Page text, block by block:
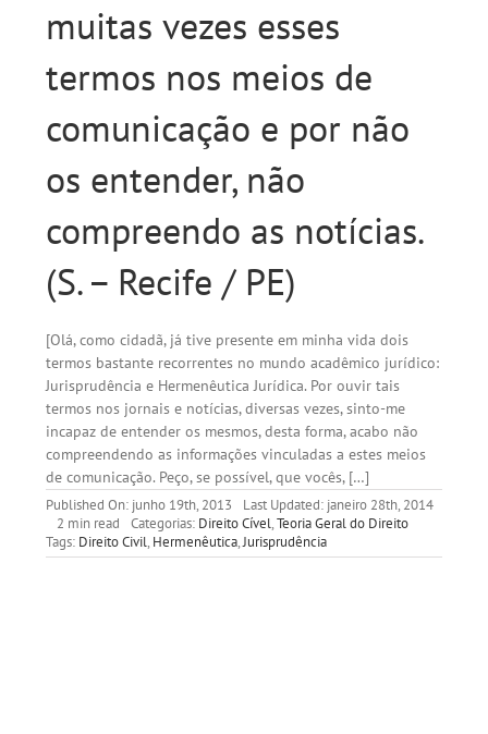
muitas vezes esses
termos nos meios de
comunicação e por não
os entender, não
compreendo as notícias.
(S. – Recife / PE)
[Olá, como cidadã, já tive presente em minha vida dois
termos bastante recorrentes no mundo acadêmico jurídico:
Jurisprudência e Hermenêutica Jurídica. Por ouvir tais
termos nos jornais e notícias, diversas vezes, sinto-me
incapaz de entender os mesmos, desta forma, acabo não
compreendendo as informações vinculadas a estes meios
de comunicação. Peço, se possível, que vocês, […]
Published On: junho 19th, 2013
Last Updated: janeiro 28th, 2014
2 min read
Categorias: Direito Cível,Teoria Geral do Direito
Tags: Direito Civil, Hermenêutica,Jurisprudência